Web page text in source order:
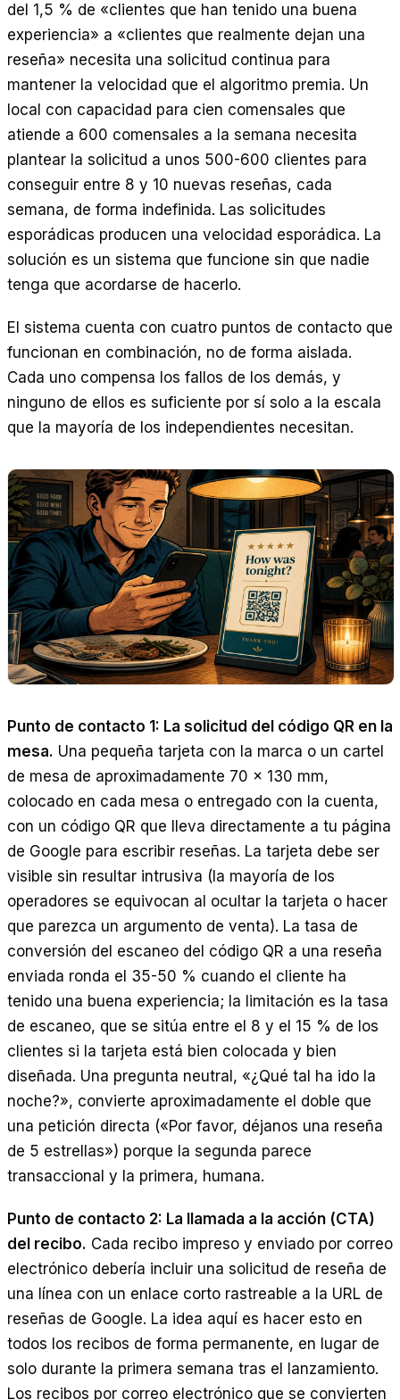
del 1,5 % de «clientes que han tenido una buena
experiencia» a «clientes que realmente dejan una
reseña» necesita una solicitud continua para
mantener la velocidad que el algoritmo premia. Un
local con capacidad para cien comensales que
atiende a 600 comensales a la semana necesita
plantear la solicitud a unos 500-600 clientes para
conseguir entre 8 y 10 nuevas reseñas, cada
semana, de forma indefinida. Las solicitudes
esporádicas producen una velocidad esporádica. La
solución es un sistema que funcione sin que nadie
tenga que acordarse de hacerlo.
El sistema cuenta con cuatro puntos de contacto que
funcionan en combinación, no de forma aislada.
Cada uno compensa los fallos de los demás, y
ninguno de ellos es suficiente por sí solo a la escala
que la mayoría de los independientes necesitan.
Punto de contacto 1: La solicitud del código QR en la
mesa. Una pequeña tarjeta con la marca o un cartel
de mesa de aproximadamente 70 x 130 mm,
colocado en cada mesa o entregado con la cuenta,
con un código QR que lleva directamente a tu página
de Google para escribir reseñas. La tarjeta debe ser
visible sin resultar intrusiva (la mayoría de los
operadores se equivocan al ocultar la tarjeta o hacer
que parezca un argumento de venta). La tasa de
conversión del escaneo del código QR a una reseña
enviada ronda el 35-50 % cuando el cliente ha
tenido una buena experiencia; la limitación es la tasa
de escaneo, que se sitúa entre el 8 y el 15 % de los
clientes si la tarjeta está bien colocada y bien
diseñada. Una pregunta neutral, «¿Qué tal ha ido la
noche?», convierte aproximadamente el doble que
una petición directa («Por favor, déjanos una reseña
de 5 estrellas») porque la segunda parece
transaccional y la primera, humana.
Punto de contacto 2: La llamada a la acción (CTA)
del recibo. Cada recibo impreso y enviado por correo
electrónico debería incluir una solicitud de reseña de
una línea con un enlace corto rastreable a la URL de
reseñas de Google. La idea aquí es hacer esto en
todos los recibos de forma permanente, en lugar de
solo durante la primera semana tras el lanzamiento.
Los recibos por correo electrónico que se convierten